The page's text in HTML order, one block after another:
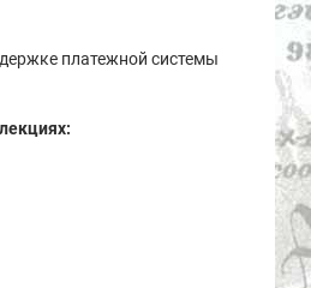
платежной системы